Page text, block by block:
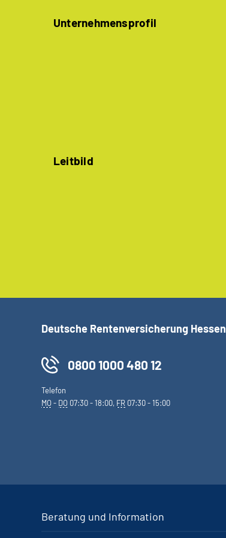
Unternehmensprofil
Leitbild
Deutsche Rentenversicherung Hessen
0800 1000 480 12
Telefon
MO- DO 07:30 - 18:00, FR 07:30 - 15:00
Beratung und Information